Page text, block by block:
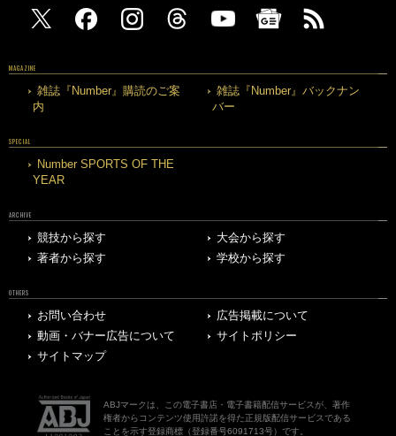
MAGAZINE
雑誌『Number』購読のご案
内
雑誌『Number』バックナン
バー
SPECIAL
Number SPORTS OF THE
YEAR
ARCHIVE
競技から探す
大会から探す
著者から探す
学校から探す
OTHERS
お問い合わせ
広告掲載について
動画・バナー広告について
サイトポリシー
サイトマップ
ABJマークは、この電子書店・電子書籍配信サービスが、著作
権者からコンテンツ使用許諾を得た正規版配信サービスである
ことを示す登録商標（登録番号6091713号）です。